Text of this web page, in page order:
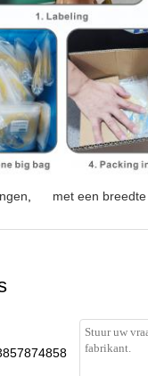
met een